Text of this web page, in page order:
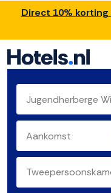
Direct 10%